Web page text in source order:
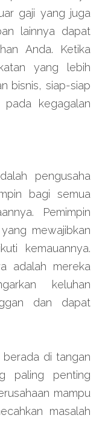
gaji yang juga
lainnya dapat
Anda. Ketika
yang lebih
bisnis, siap-siap
kegagalan
pengusaha
bagi semua
Pemimpin
mewajibkan
kemauannya.
adalah mereka
keluhan
dan dapat
berada di tangan
paling penting
mampu
masalah